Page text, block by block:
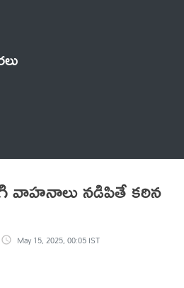
వాహనాలు నడిపితే కఠిన
May 15, 2025, 00:05 IST